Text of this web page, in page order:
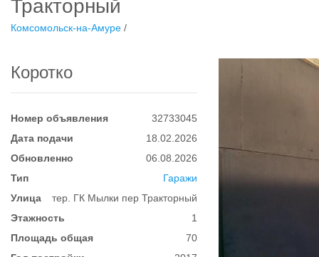
Тракторный
Комсомольск-на-Амуре /
Коротко
Номер объявления
32733045
Дата подачи
18.02.2026
Обновленно
06.08.2026
Тип
Гаражи
Улица
тер. ГК Мылки пер Тракторный
Этажность
1
Площадь общая
70